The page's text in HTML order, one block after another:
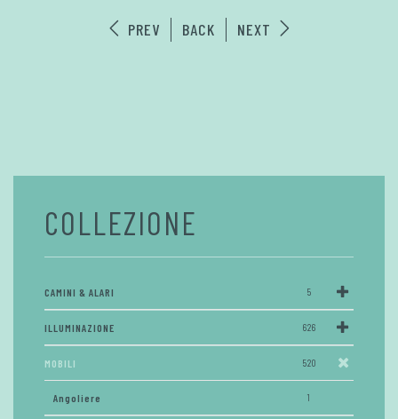
PREV BACK NEXT
COLLEZIONE
CAMINI & ALARI 5
ILLUMINAZIONE 626
MOBILI 520
Angoliere 1